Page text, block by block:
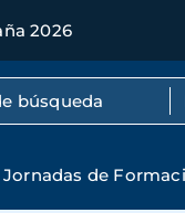
2026
completo
de